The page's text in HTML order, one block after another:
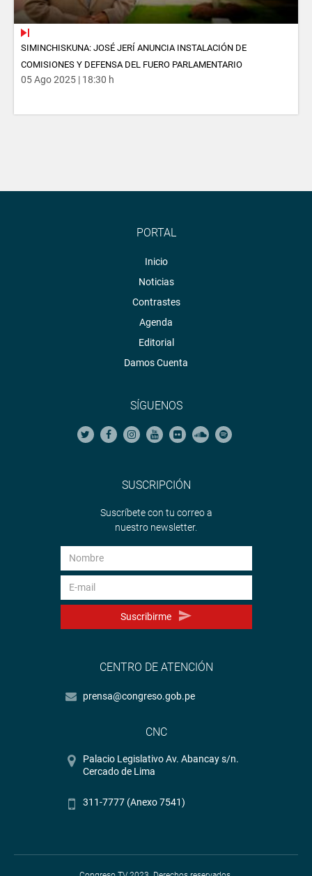
SIMINCHISKUNA: JOSÉ JERÍ ANUNCIA INSTALACIÓN DE
COMISIONES Y DEFENSA DEL FUERO PARLAMENTARIO
05 Ago 2025 | 18:30 h
PORTAL
Inicio
Noticias
Contrastes
Agenda
Editorial
Damos Cuenta
SÍGUENOS
SUSCRIPCIÓN
Suscríbete con tu correo a
nuestro newsletter.
Suscribirme
CENTRO DE ATENCIÓN
prensa@congreso.gob.pe
CNC
Palacio Legislativo Av. Abancay s/n.
Cercado de Lima
311-7777 (Anexo 7541)